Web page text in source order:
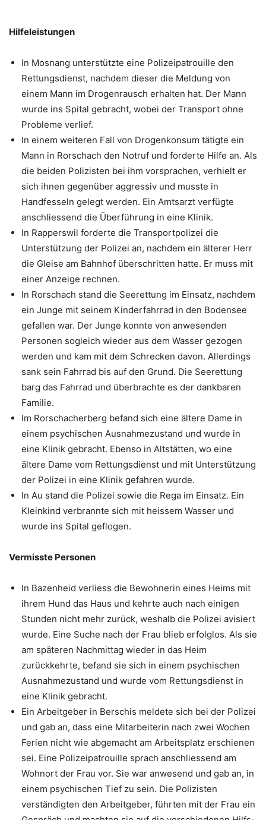
Hilfeleistungen
In Mosnang unterstützte eine Polizeipatrouille den
Rettungsdienst, nachdem dieser die Meldung von
einem Mann im Drogenrausch erhalten hat. Der Mann
wurde ins Spital gebracht, wobei der Transport ohne
Probleme verlief.
In einem weiteren Fall von Drogenkonsum tätigte ein
Mann in Rorschach den Notruf und forderte Hilfe an. Als
die beiden Polizisten bei ihm vorsprachen, verhielt er
sich ihnen gegenüber aggressiv und musste in
Handfesseln gelegt werden. Ein Amtsarzt verfügte
anschliessend die Überführung in eine Klinik.
In Rapperswil forderte die Transportpolizei die
Unterstützung der Polizei an, nachdem ein älterer Herr
die Gleise am Bahnhof überschritten hatte. Er muss mit
einer Anzeige rechnen.
In Rorschach stand die Seerettung im Einsatz, nachdem
ein Junge mit seinem Kinderfahrrad in den Bodensee
gefallen war. Der Junge konnte von anwesenden
Personen sogleich wieder aus dem Wasser gezogen
werden und kam mit dem Schrecken davon. Allerdings
sank sein Fahrrad bis auf den Grund. Die Seerettung
barg das Fahrrad und überbrachte es der dankbaren
Familie.
Im Rorschacherberg befand sich eine ältere Dame in
einem psychischen Ausnahmezustand und wurde in
eine Klinik gebracht. Ebenso in Altstätten, wo eine
ältere Dame vom Rettungsdienst und mit Unterstützung
der Polizei in eine Klinik gefahren wurde.
In Au stand die Polizei sowie die Rega im Einsatz. Ein
Kleinkind verbrannte sich mit heissem Wasser und
wurde ins Spital geflogen.
Vermisste Personen
In Bazenheid verliess die Bewohnerin eines Heims mit
ihrem Hund das Haus und kehrte auch nach einigen
Stunden nicht mehr zurück, weshalb die Polizei avisiert
wurde. Eine Suche nach der Frau blieb erfolglos. Als sie
am späteren Nachmittag wieder in das Heim
zurückkehrte, befand sie sich in einem psychischen
Ausnahmezustand und wurde vom Rettungsdienst in
eine Klinik gebracht.
Ein Arbeitgeber in Berschis meldete sich bei der Polizei
und gab an, dass eine Mitarbeiterin nach zwei Wochen
Ferien nicht wie abgemacht am Arbeitsplatz erschienen
sei. Eine Polizeipatrouille sprach anschliessend am
Wohnort der Frau vor. Sie war anwesend und gab an, in
einem psychischen Tief zu sein. Die Polizisten
verständigten den Arbeitgeber, führten mit der Frau ein